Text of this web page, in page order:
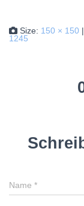
Size: 150 × 150 |
1245
Name *